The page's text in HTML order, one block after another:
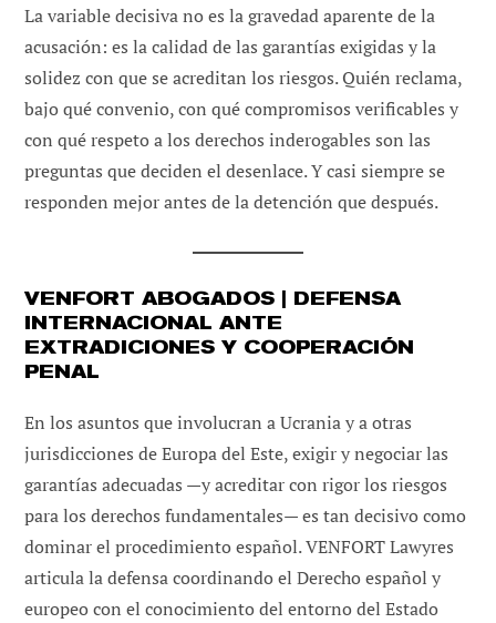
La variable decisiva no es la gravedad aparente de la
acusación: es la calidad de las garantías exigidas y la
solidez con que se acreditan los riesgos. Quién reclama,
bajo qué convenio, con qué compromisos verificables y
con qué respeto a los derechos inderogables son las
preguntas que deciden el desenlace. Y casi siempre se
responden mejor antes de la detención que después.
VENFORT ABOGADOS | DEFENSA
INTERNACIONAL ANTE
EXTRADICIONES Y COOPERACIÓN
PENAL
En los asuntos que involucran a Ucrania y a otras
jurisdicciones de Europa del Este, exigir y negociar las
garantías adecuadas —y acreditar con rigor los riesgos
para los derechos fundamentales— es tan decisivo como
dominar el procedimiento español. VENFORT Lawyres
articula la defensa coordinando el Derecho español y
europeo con el conocimiento del entorno del Estado